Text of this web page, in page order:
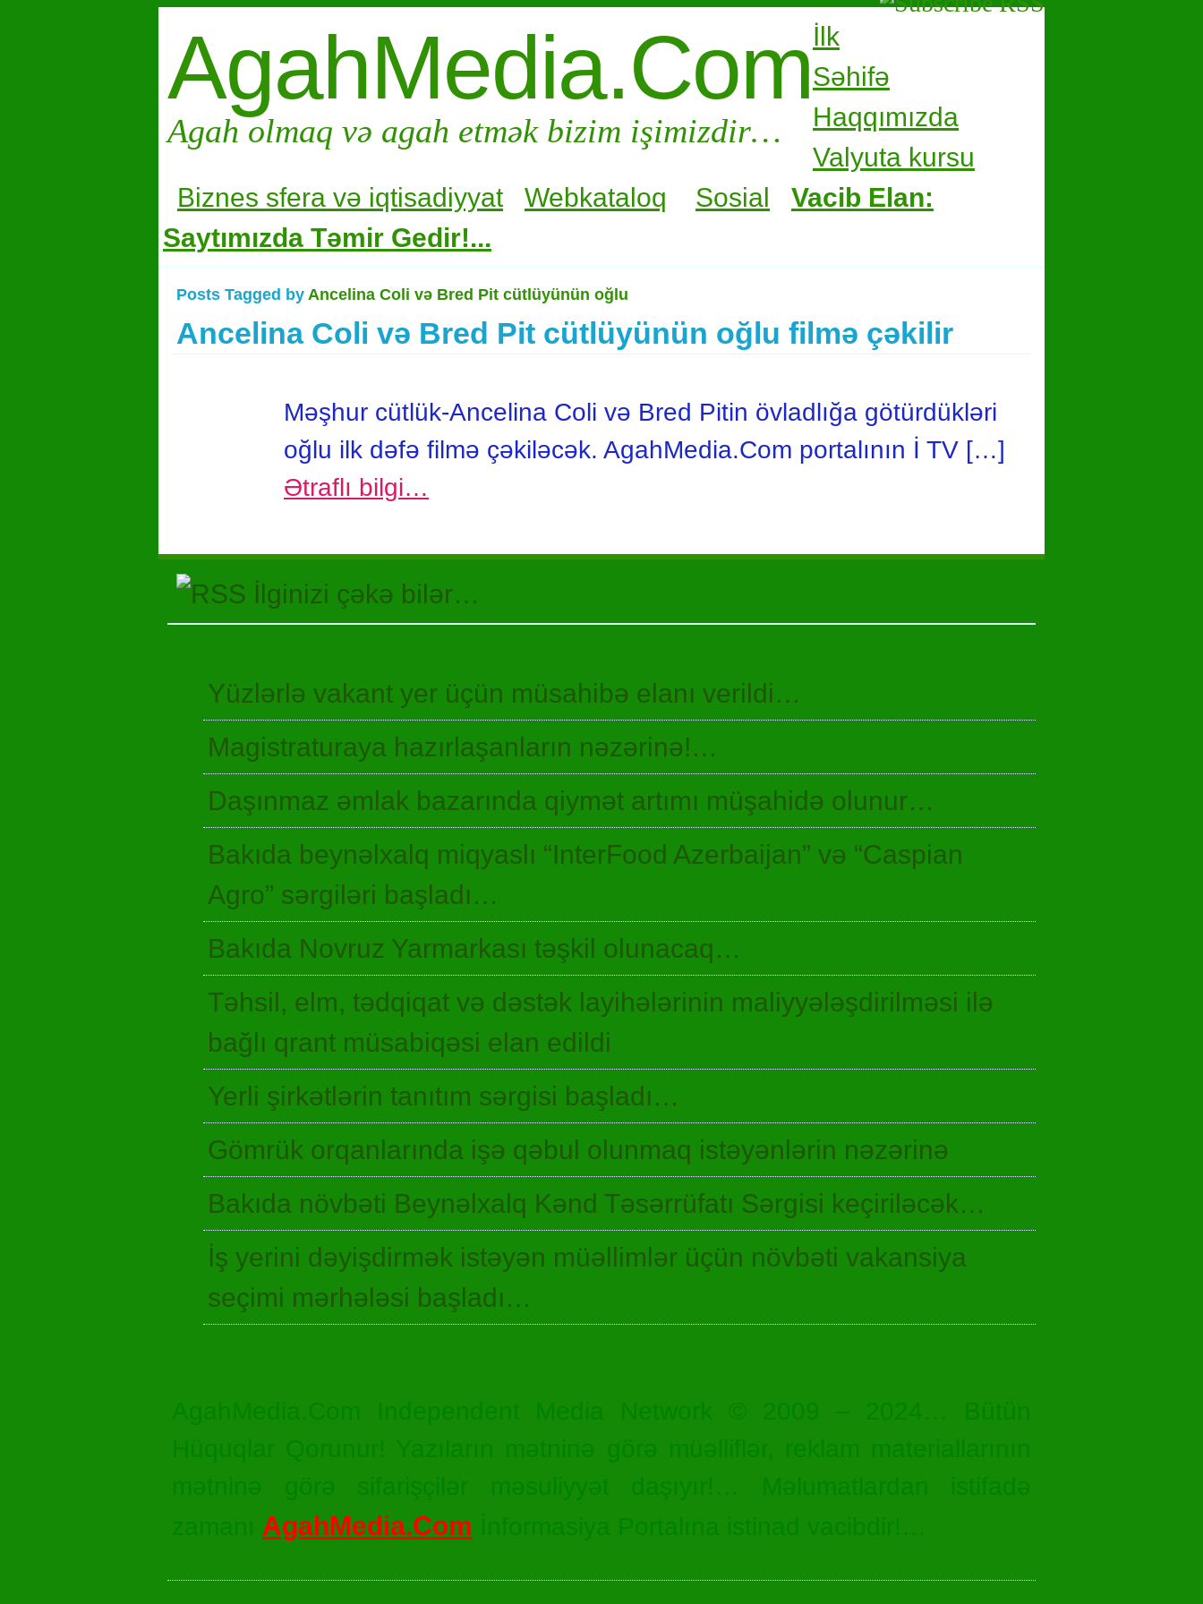
AgahMedia.Com
Agah olmaq və agah etmək bizim işimizdir…
İlk
Səhifə
Haqqımızda
Valyuta kursu
Biznes sfera və iqtisadiyyat Webkataloq Sosial
Vacib Elan:
Saytımızda Təmir Gedir!...
Posts Tagged by Ancelina Coli və Bred Pit cütlüyünün oğlu
Ancelina Coli və Bred Pit cütlüyünün oğlu filmə çəkilir
Məşhur cütlük-Ancelina Coli və Bred Pitin övladlığa götürdükləri
oğlu ilk dəfə filmə çəkiləcək. AgahMedia.Com portalının İ TV […]
Ətraflı bilgi…
İlginizi çəkə bilər…
Yüzlərlə vakant yer üçün müsahibə elanı verildi…
Magistraturaya hazırlaşanların nəzərinə!…
Daşınmaz əmlak bazarında qiymət artımı müşahidə olunur…
Bakıda beynəlxalq miqyaslı “InterFood Azerbaijan” və “Caspian
Agro” sərgiləri başladı…
Bakıda Novruz Yarmarkası təşkil olunacaq…
Təhsil, elm, tədqiqat və dəstək layihələrinin maliyyələşdirilməsi ilə
bağlı qrant müsabiqəsi elan edildi
Yerli şirkətlərin tanıtım sərgisi başladı…
Gömrük orqanlarında işə qəbul olunmaq istəyənlərin nəzərinə
Bakıda növbəti Beynəlxalq Kənd Təsərrüfatı Sərgisi keçiriləcək…
İş yerini dəyişdirmək istəyən müəllimlər üçün növbəti vakansiya
seçimi mərhələsi başladı…
AgahMedia.Com